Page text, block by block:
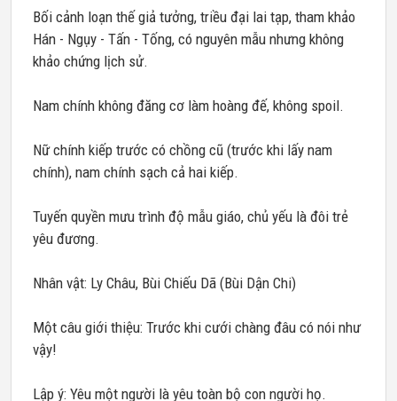
Bối cảnh loạn thế giả tưởng, triều đại lai tạp, tham khảo
Hán - Ngụy - Tấn - Tống, có nguyên mẫu nhưng không
khảo chứng lịch sử.
Nam chính không đăng cơ làm hoàng đế, không spoil.
Nữ chính kiếp trước có chồng cũ (trước khi lấy nam
chính), nam chính sạch cả hai kiếp.
Tuyến quyền mưu trình độ mẫu giáo, chủ yếu là đôi trẻ
yêu đương.
Nhân vật: Ly Châu, Bùi Chiếu Dã (Bùi Dận Chi)
Một câu giới thiệu: Trước khi cưới chàng đâu có nói như
vậy!
Lập ý: Yêu một người là yêu toàn bộ con người họ.